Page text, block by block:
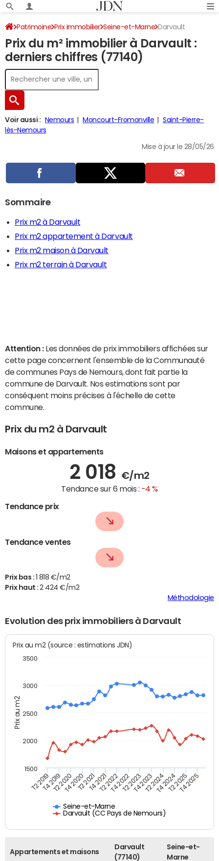
Patrimoine Prix immobilier Seine-et-Marne Darvault
Prix du m² immobilier à Darvault :
derniers chiffres (77140)
Voir aussi : Nemours Moncourt-Fromonville
Saint-Pierre-
lès-Nemours
Mise à jour le 28/05/26
Sommaire
Prix m2 à Darvault
Prix m2 appartement à Darvault
Prix m2 maison à Darvault
Prix m2 terrain à Darvault
Attention : Les données de prix immobiliers affichées sur
cette page concernent l'ensemble de la Communauté
de communes Pays de Nemours, dont fait partie la
commune de Darvault. Nos estimations sont par
conséquent moins précises à l'échelle de cette
commune.
Prix du m2 à Darvault
Maisons et appartements
2 018 €/m2
Tendance sur 6 mois : -4 %
Tendance prix
Tendance ventes
Prix bas :
1 818 €/m2
Prix haut :2 424 €/m2
Méthodologie
Evolution des prix immobiliers à Darvault
Prix au m2
Prix au m2 (source : estimations JDN)
Seine-et-Marne
Darvault (CC Pays de Nemours)
T2 2019T4 2019T2 2020T4 2020T2 2021T4 2021T2 2022T4 2022T2 2023T4 2023T2 2024T4 2024T2 2025T4 2025
1500
2000
2500
3000
3500
Appartements et maisons
Darvault
(77140)
Seine-et-
Marne